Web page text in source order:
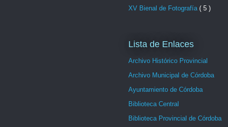
XV Bienal de Fotografía ( 5 )
Lista de Enlaces
Archivo Histórico Provincial
Archivo Municipal de Córdoba
Ayuntamiento de Córdoba
Biblioteca Central
Biblioteca Provincial de Córdoba